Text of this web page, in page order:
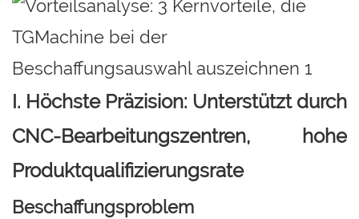
I. Höchste Präzision: Unterstützt durch
CNC-Bearbeitungszentren, hohe
Produktqualifizierungsrate
Beschaffungsproblem